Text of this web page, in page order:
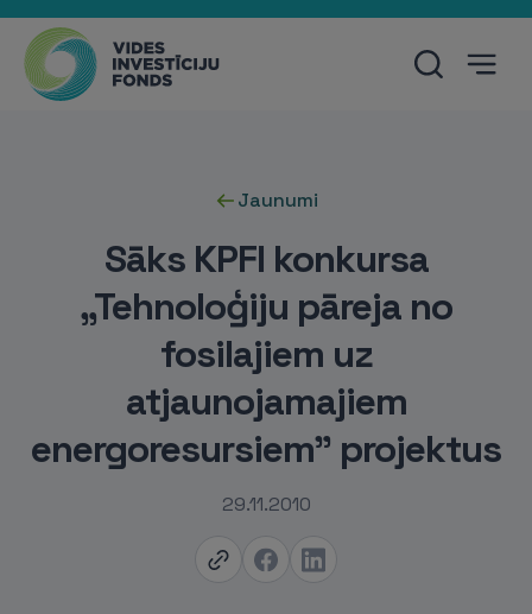
Jaunumi
Sāks KPFI konkursa
„Tehnoloģiju pāreja no
fosilajiem uz
atjaunojamajiem
energoresursiem” projektus
29.11.2010